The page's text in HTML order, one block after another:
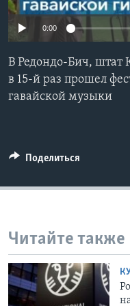
Learning English
СОЦИАЛЬНЫЕ СЕТИ
0:00
В Редондо-Бич, штат
в 15-й раз прошел
гавайской музыки
Поделиться
Читайте также